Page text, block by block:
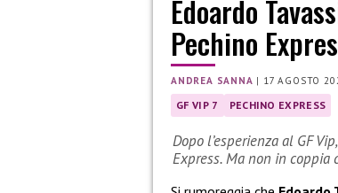
Edoardo
Pechino
ANDREA SANNA | 17 AGOSTO
GF VIP 7 PECHINO EXPRESS
Dopo l’esperienza al GF
Express. Ma non in coppia